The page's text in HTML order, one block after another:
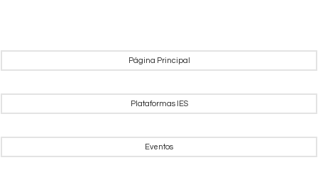
Página Principal
Plataformas IES
Eventos